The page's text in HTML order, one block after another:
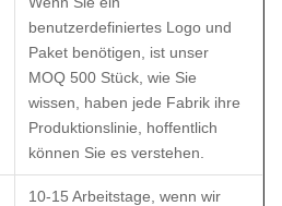
benutzerdefiniertes Logo und
Paket benötigen, ist unser
MOQ 500 Stück, wie Sie
wissen, haben jede Fabrik ihre
Produktionslinie, hoffentlich
können Sie es verstehen.
10-15 Arbeitstage, wenn wir